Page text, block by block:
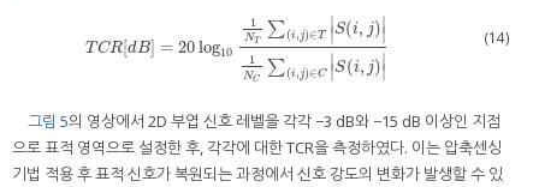
TCR[dB] = 20log10
1
NT
∑(i , j)∈T
∣
∣S(i, j)∣
∣
1
NC
∑(i , j)∈C
∣
∣S(i, j)∣
∣
TCR[d B]=20log101NT∑ (i,j)∈T|S(i,j)|1NC∑(i,j)∈
(14)
그림 5의 영상에서 2D 부엽 신호 레벨을 각각 −3 dB와 −15 dB 이상인 지점
으로 표적 영역으로 설정한 후, 각각에 대한 TCR을 측정하였다. 이는 압축센싱
기법 적용 후 표적 신호가 복원되는 과정에서 신호 강도의 변화가 발생할 수 있